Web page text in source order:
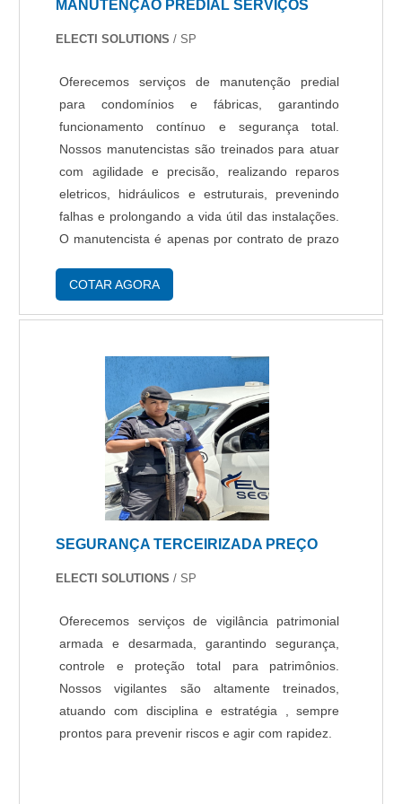
e uma empresa responsável, padrões possíveis
por contar com escritório de alta qualidade onde
suficiente para atender todas as
demandas. Tudo isso, unido a um time de
equipe multidisciplinar de consultores associados
e colaboradores eficientes, comprova sua
essência de trazer o melhor para todos os
clientes.
MANUTENÇÃO PREDIAL SERVIÇOS
ELECTI SOLUTIONS / SP
Oferecemos serviços de manutenção predial
para condomínios e fábricas, garantindo
funcionamento contínuo e segurança total.
Nossos manutencistas são treinados para atuar
com agilidade e precisão, realizando reparos
eletricos, hidráulicos e estruturais, prevenindo
falhas e prolongando a vida útil das instalações.
O manutencista é apenas por contrato de prazo
COTAR AGORA
SEGURANÇA TERCEIRIZADA PREÇO
ELECTI SOLUTIONS / SP
Oferecemos serviços de vigilância patrimonial
armada e desarmada, garantindo segurança,
controle e proteção total para patrimônios.
Nossos vigilantes são altamente treinados,
atuando com disciplina e estratégia , sempre
prontos para prevenir riscos e agir com rapidez.